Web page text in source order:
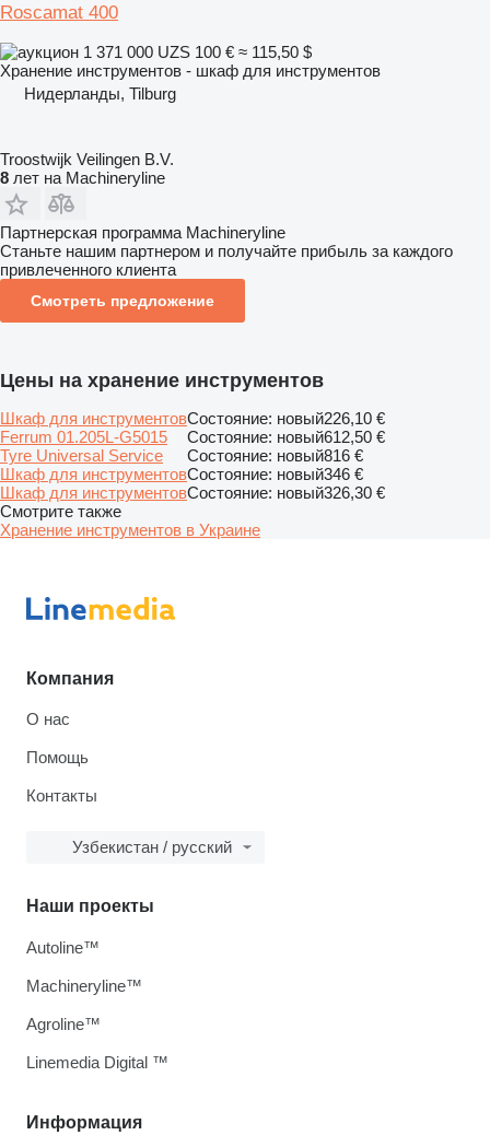
Roscamat 400
1 371 000 UZS 100 € ≈ 115,50 $
Хранение инструментов - шкаф для инструментов
Нидерланды, Tilburg
Troostwijk Veilingen B.V.
8 лет на Machineryline
Партнерская программа Machineryline
Станьте нашим партнером и получайте прибыль за каждого
привлеченного клиента
Смотреть предложение
Цены на хранение инструментов
Шкаф для инструментовСостояние: новый226,10 €
Ferrum 01.205L-G5015
Состояние: новый612,50 €
Tyre Universal Service
Состояние: новый816 €
Шкаф для инструментовСостояние: новый346 €
Шкаф для инструментовСостояние: новый326,30 €
Смотрите также
Хранение инструментов в Украине
Компания
О нас
Помощь
Контакты
Узбекистан / русский
Информация
Наши проекты
Autoline™
Machineryline™
Agroline™
Linemedia Digital ™